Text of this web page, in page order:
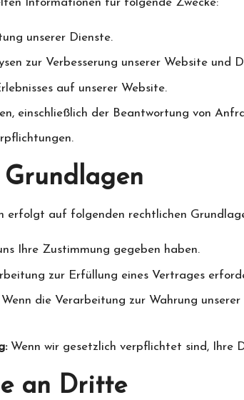
unserer Dienste.
zur Verbesserung unserer Website und
auf unserer Website.
einschließlich der Beantwortung von
erfolgt auf folgenden rechtlichen
Ihre Zustimmung gegeben haben.
zur Erfüllung eines Vertrages
die Verarbeitung zur Wahrung
Wenn wir gesetzlich verpflichtet sind, Ihre
an Dritte